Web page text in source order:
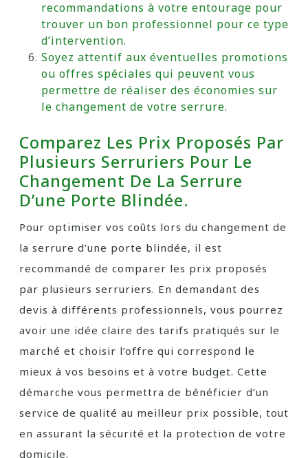
recommandations à votre entourage pour
trouver un bon professionnel pour ce type
d’intervention.
Soyez attentif aux éventuelles promotions
ou offres spéciales qui peuvent vous
permettre de réaliser des économies sur
le changement de votre serrure.
Comparez Les Prix Proposés Par
Plusieurs Serruriers Pour Le
Changement De La Serrure
D’une Porte Blindée.
Pour optimiser vos coûts lors du changement de
la serrure d’une porte blindée, il est
recommandé de comparer les prix proposés
par plusieurs serruriers. En demandant des
devis à différents professionnels, vous pourrez
avoir une idée claire des tarifs pratiqués sur le
marché et choisir l’offre qui correspond le
mieux à vos besoins et à votre budget. Cette
démarche vous permettra de bénéficier d’un
service de qualité au meilleur prix possible, tout
en assurant la sécurité et la protection de votre
domicile.